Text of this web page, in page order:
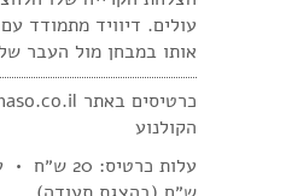
עולים. דיוויד מתמודד
אותו במבחן מול העבר
הקולנוע